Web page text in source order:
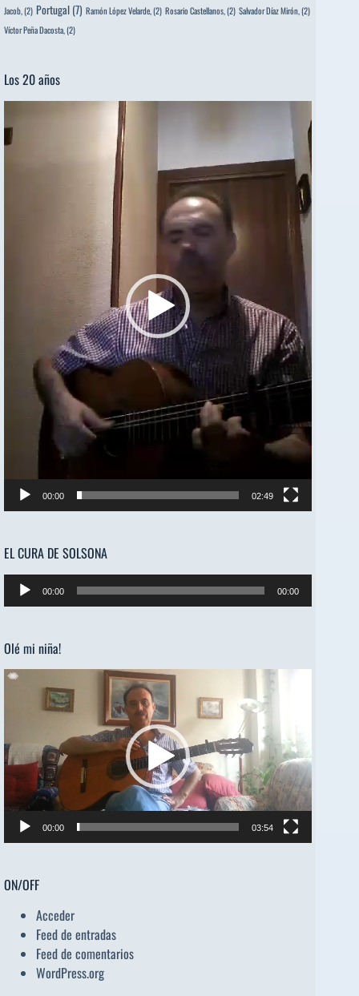
Jacob, (2) Portugal (7) Ramón López Velarde, (2) Rosario Castellanos, (2) Salvador Díaz Mirón, (2)
Víctor Peña Dacosta, (2)
Los 20 años
de
vídeo
00:00 02:49
EL CURA DE SOLSONA
Reproductor
de
00:00 00:00
Olé mi niña!
Reproductor
00:00 03:54
ON/OFF
Acceder
Feed de entradas
Feed de comentarios
WordPress.org